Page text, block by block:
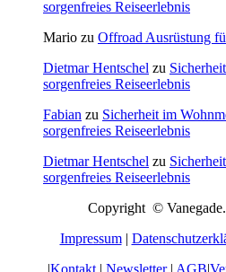
sorgenfreies Reiseerlebnis
Mario zu Offroad Ausrüstung
Dietmar Hentschel zu
sorgenfreies Reiseerlebnis
Fabian zu Sicherheit im
sorgenfreies Reiseerlebnis
Dietmar Hentschel zu
sorgenfreies Reiseerlebnis
Copyright ©
Impressum|
|Kontakt | Newsletter| AGB|